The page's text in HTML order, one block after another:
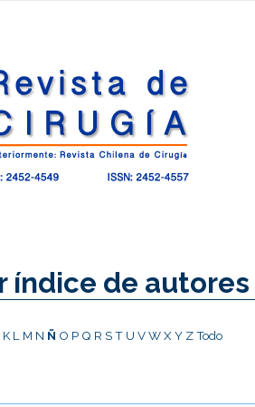
índice de autores
K L M N Ñ O P Q R ST U VWXY ZTodo